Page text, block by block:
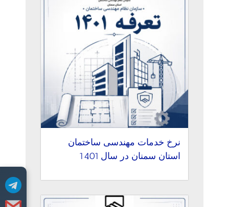
نرخ خدمات مهندسی ساختمان
استان سمنان در سال 1401